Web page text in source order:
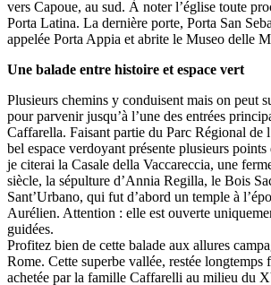
vers Capoue, au sud. À noter l’église toute
Porta Latina. La dernière porte, Porta San
appelée Porta Appia et abrite le Museo delle
Une balade entre histoire et espace vert
Plusieurs chemins y conduisent mais on peut
pour parvenir jusqu’à l’une des entrées
Caffarella. Faisant partie du Parc Régional de
bel espace verdoyant présente plusieurs
je citerai la Casale della Vaccareccia, une
siècle, la sépulture d’Annia Regilla, le Bois
Sant’Urbano, qui fut d’abord un temple à
Aurélien. Attention : elle est ouverte
guidées.
Profitez bien de cette balade aux allures
Rome. Cette superbe vallée, restée longtemps
achetée par la famille Caffarelli au milieu du